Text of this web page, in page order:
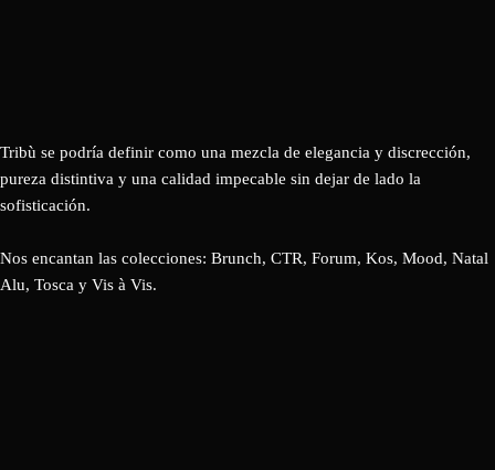
Tribù se podría definir como una mezcla de elegancia y discrección,
pureza distintiva y una calidad impecable sin dejar de lado la
sofisticación.
Nos encantan las colecciones: Brunch, CTR, Forum, Kos, Mood, Natal
Alu, Tosca y Vis à Vis.